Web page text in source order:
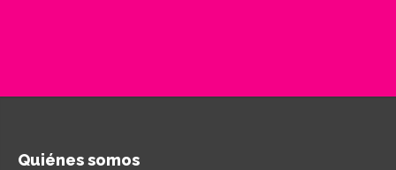
Quiénes somos